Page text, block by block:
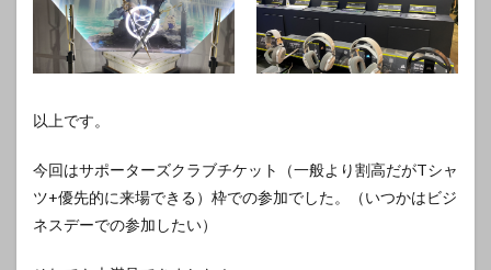
以上です。
今回はサポーターズクラブチケット（一般より割高だがTシャ
ツ+優先的に来場できる）枠での参加でした。（いつかはビジ
ネスデーでの参加したい）